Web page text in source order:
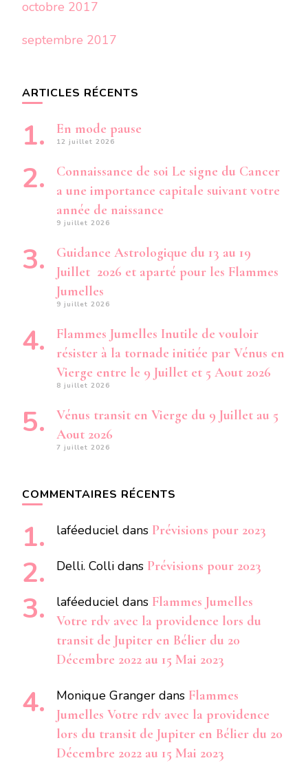
octobre 2017
septembre 2017
ARTICLES RÉCENTS
En mode pause
12 juillet 2026
Connaissance de soi Le signe du Cancer
a une importance capitale suivant votre
année de naissance
9 juillet 2026
Guidance Astrologique du 13 au 19
Juillet 2026 et aparté pour les Flammes
Jumelles
9 juillet 2026
Flammes Jumelles Inutile de vouloir
résister à la tornade initiée par Vénus en
Vierge entre le 9 Juillet et 5 Aout 2026
8 juillet 2026
Vénus transit en Vierge du 9 Juillet au 5
Aout 2026
7 juillet 2026
COMMENTAIRES RÉCENTS
laféeduciel dans Prévisions pour 2023
Delli. Colli dans Prévisions pour 2023
laféeduciel dans Flammes Jumelles
Votre rdv avec la providence lors du
transit de Jupiter en Bélier du 20
Décembre 2022 au 15 Mai 2023
Monique Granger dans Flammes
Jumelles Votre rdv avec la providence
lors du transit de Jupiter en Bélier du 20
Décembre 2022 au 15 Mai 2023